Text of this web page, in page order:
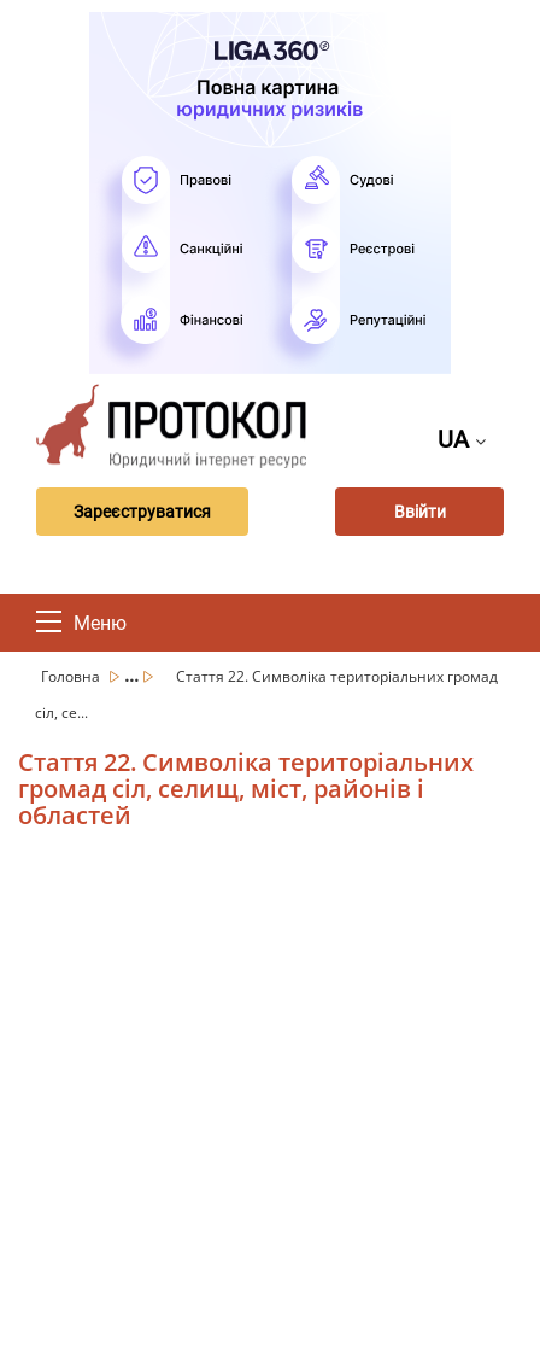
UA
Зареєструватися Ввійти
Меню
Головна ...
Стаття 22. Символіка територіальних громад
сіл, се...
Стаття 22. Символіка територіальних
громад сіл, селищ, міст, районів і
областей